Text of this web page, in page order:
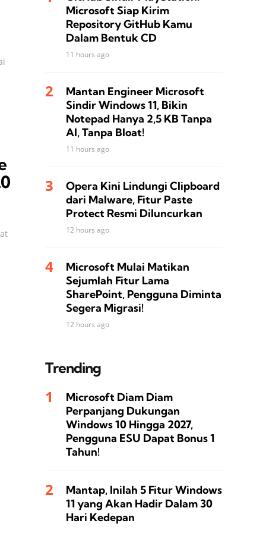
Microsoft Siap Kirim
Repository GitHub Kamu
Dalam Bentuk CD
11 hours ago
Mantan Engineer Microsoft
Sindir Windows 11, Bikin
Notepad Hanya 2,5 KB Tanpa
AI, Tanpa Bloat!
11 hours ago
Opera Kini Lindungi Clipboard
dari Malware, Fitur Paste
Protect Resmi Diluncurkan
12 hours ago
Microsoft Mulai Matikan
Sejumlah Fitur Lama
SharePoint, Pengguna Diminta
Segera Migrasi!
12 hours ago
Trending
Microsoft Diam Diam
Perpanjang Dukungan
Windows 10 Hingga 2027,
Pengguna ESU Dapat Bonus 1
Tahun!
Mantap, Inilah 5 Fitur Windows
11 yang Akan Hadir Dalam 30
Hari Kedepan